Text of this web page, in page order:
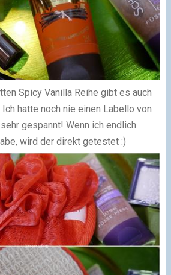
Spicy Vanilla Reihe gibt es auch
hatte noch nie einen Labello von
gespannt! Wenn ich endlich
wird der direkt getestet :)